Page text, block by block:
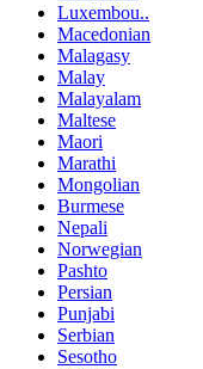
Luxembou..
Macedonian
Malagasy
Malay
Malayalam
Maltese
Maori
Marathi
Mongolian
Burmese
Nepali
Norwegian
Pashto
Persian
Punjabi
Serbian
Sesotho